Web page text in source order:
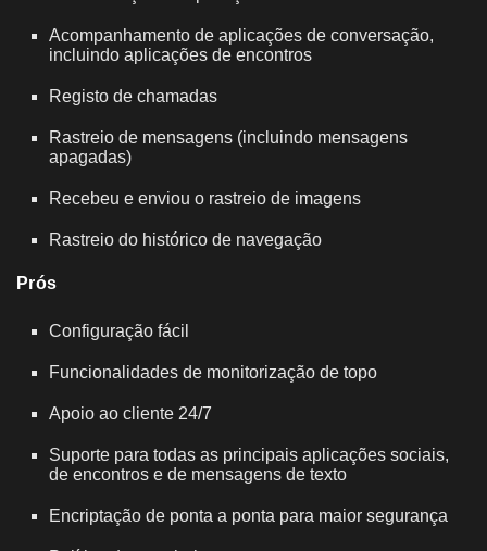
Acompanhamento de aplicações de conversação,
incluindo aplicações de encontros
Registo de chamadas
Rastreio de mensagens (incluindo mensagens
apagadas)
Recebeu e enviou o rastreio de imagens
Rastreio do histórico de navegação
Prós
Configuração fácil
Funcionalidades de monitorização de topo
Apoio ao cliente 24/7
Suporte para todas as principais aplicações sociais,
de encontros e de mensagens de texto
Encriptação de ponta a ponta para maior segurança